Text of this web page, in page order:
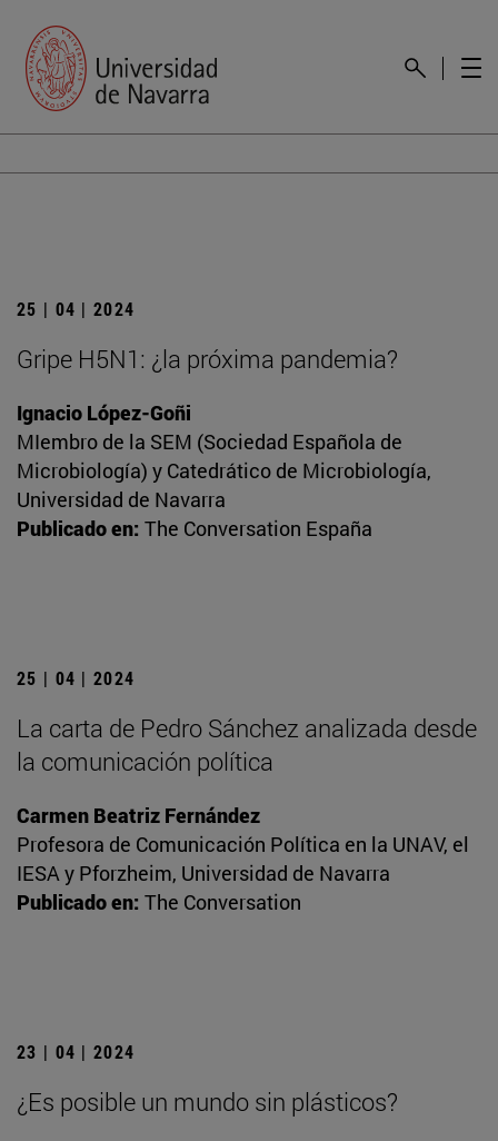
25 | 04 | 2024
Gripe H5N1: ¿la próxima pandemia?
Ignacio López-Goñi
MIembro de la SEM (Sociedad Española de
Microbiología) y Catedrático de Microbiología,
Universidad de Navarra
Publicado en: The Conversation España
25 | 04 | 2024
La carta de Pedro Sánchez analizada desde
la comunicación política
Carmen Beatriz Fernández
Profesora de Comunicación Política en la UNAV, el
IESA y Pforzheim, Universidad de Navarra
Publicado en: The Conversation
23 | 04 | 2024
¿Es posible un mundo sin plásticos?